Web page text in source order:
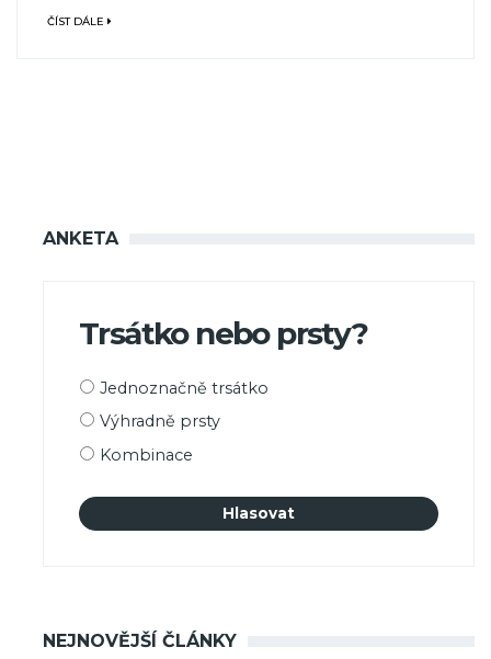
ČÍST DÁLE
ANKETA
Trsátko nebo prsty?
Možnosti
Jednoznačně trsátko
Výhradně prsty
Kombinace
NEJNOVĚJŠÍ ČLÁNKY